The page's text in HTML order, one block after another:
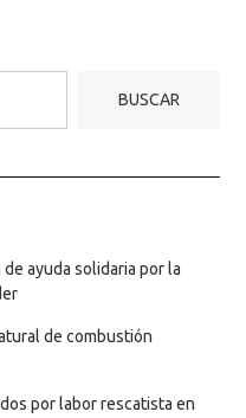
BUSCAR
ayuda solidaria por la
de combustión
por labor rescatista en